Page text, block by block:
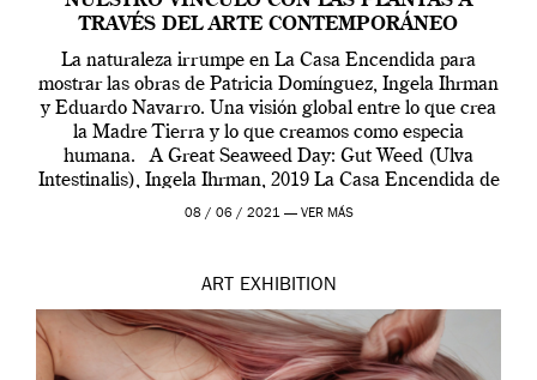
TRAVÉS DEL ARTE CONTEMPORÁNEO
La naturaleza irrumpe en La Casa Encendida para
mostrar las obras de Patricia Domínguez, Ingela Ihrman
y Eduardo Navarro. Una visión global entre lo que crea
la Madre Tierra y lo que creamos como especia
humana. A Great Seaweed Day: Gut Weed (Ulva
Intestinalis), Ingela Ihrman, 2019 La Casa Encendida de
Madrid y la Wellcome […]
08 / 06 / 2021 — VER MÁS
ART EXHIBITION